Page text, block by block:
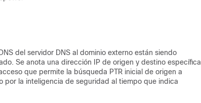
del servidor DNS al dominio externo están siendo
Se anota una dirección IP de origen y destino específica
que permite la búsqueda PTR inicial de origen a
por la inteligencia de seguridad al tiempo que indica